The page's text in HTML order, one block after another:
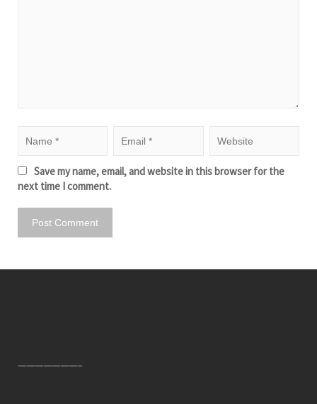
Save my name, email, and website in this browser for the
next time I comment.
———————–